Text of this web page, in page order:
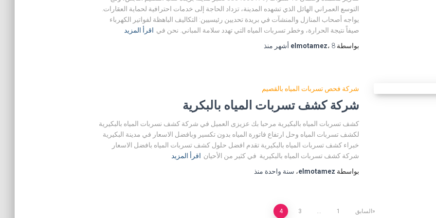
التوسع العمراني الهائل الذي تشهده المدينة، تزداد الحاجة إلى خدمات احترافية لحماية العقارات.
يواجه أصحاب المنازل والمنشآت في بريدة تحديين رئيسيين: التكاليف الباهظة لفواتير الكهرباء
صيفاً نتيجة الحرارة، وخطر تسربات المياه التي تهدد سلامة المباني. نحن في اقرأ المزيد
بواسطة
elmotamez، 8 أشهر منذ
شركة فحص تسربات المياه بالقصيم
شركة كشف تسربات المياه بالبكرية
كشف تسربات المياه بالبكيرية مرحبا بك عزيزى العميل في شركة كشف نسربات المياه بالبكيرية
لكشف تسربات المياه وحل ارتفاع فاتورة المياه بدون تكسير وبافضل الاسعار في مدينة البكيرية
خبراء كشف تسربات المياه بالبكيرية تقدم افضل حلول كشف تسربات المياه بافضل الاسعار
شركة كشف تسربات المياه بالبكيرية في كثير من الأحيان اقرأ المزيد
بواسطة elmotamez، سنة واحدة منذ
السابق 1
…
3
4